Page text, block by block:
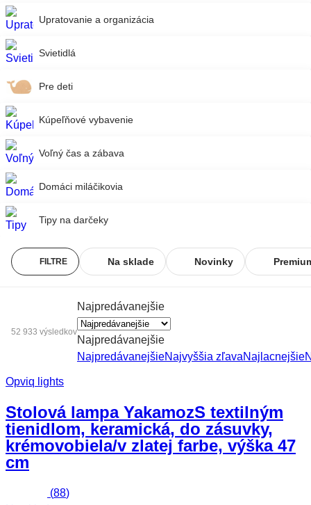
Upratovanie a organizácia
Svietidlá
Pre deti
Kúpeľňové vybavenie
Voľný čas a zábava
Domáci miláčikovia
Tipy na darčeky
FILTRE Na sklade Novinky
52 933 výsledkov
Najpredávanejšie
Najpredávanejšie
NajpredávanejšieNajvyššia zľavaNajlacnejšie
Opviq lights
Stolová lampa YakamozS textilným
tienidlom, keramická, do zásuvky,
krémovobiela/v zlatej farbe, výška 47
cm
(88)